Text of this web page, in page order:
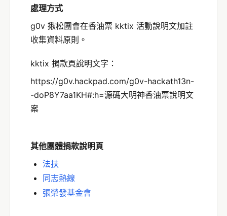
處理方式
g0v 揪松團會在香油票 kktix 活動說明文加註
收集資料原則。
kktix 捐款頁說明文字：
https://g0v.hackpad.com/g0v-hackath13n-
-doP8Y7aa1KH#:h=源碼大明神香油票說明文
案
其他團體捐款說明頁
法扶
同志熱線
張榮發基金會